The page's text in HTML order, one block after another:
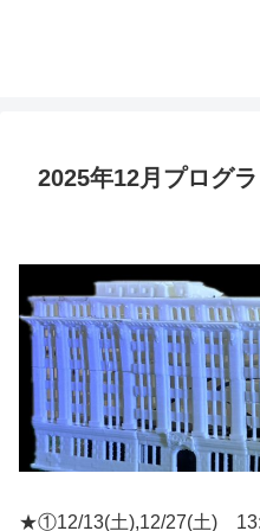
2025年12月プログ
★①12/13(土),12/27(土)